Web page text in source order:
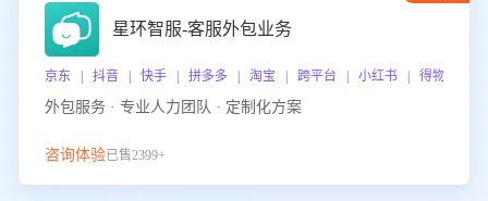
星环智服-客服外包业务
京东 | 抖音 | 快手 | 拼多多 | 淘宝 | 跨平台 | 小红书 | 得物 | 企
外包服务 · 专业人力团队 · 定制化方案
咨询体验已售2399+